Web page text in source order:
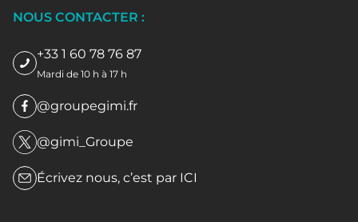
NOUS CONTACTER :
+33 1 60 78 76 87
Mardi de 10 h à 17 h
@groupegimi.fr
@gimi_Groupe
Écrivez nous, c’est par ICI